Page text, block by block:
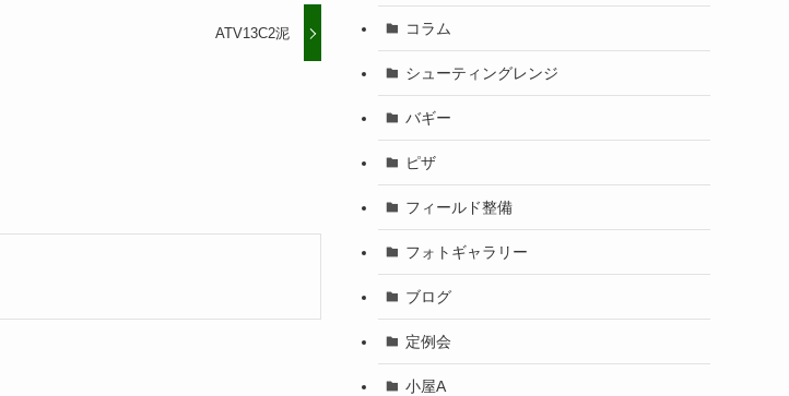
ATV13C2泥 コラム
シューティングレンジ
バギー
ピザ
フィールド整備
フォトギャラリー
ブログ
定例会
小屋A